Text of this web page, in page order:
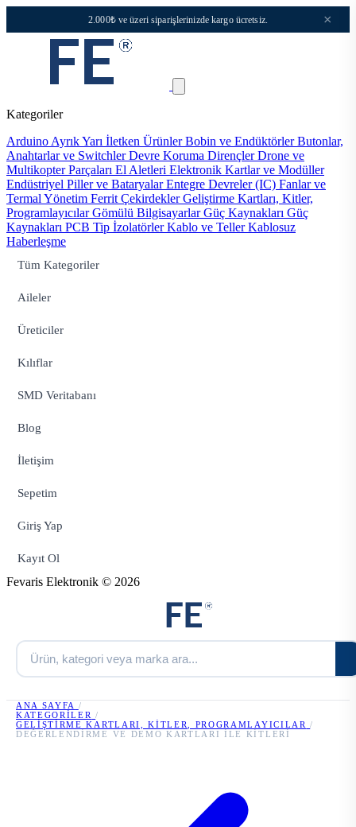
2.000₺ ve üzeri siparişlerinizde kargo ücretsiz. ×
Kategoriler
Arduino Ayrık Yarı İletken ÜrünlerBobin ve EndüktörlerButonlar,
Anahtarlar ve SwitchlerDevre Koruma DirençlerDrone ve
Multikopter Parçaları El Aletleri Elektronik Kartlar ve Modüller
Endüstriyel Piller ve BataryalarEntegre Devreler (IC) Fanlar ve
Termal Yönetim Ferrit ÇekirdeklerGeliştirme Kartları, Kitler,
ProgramlayıcılarGömülü BilgisayarlarGüç Kaynakları Güç
Kaynakları PCB Tip İzolatörlerKablo ve TellerKablosuz
Haberleşme
Tüm Kategoriler
Aileler
Üreticiler
Kılıflar
SMD Veritabanı
Blog
İletişim
Sepetim
Giriş Yap
Kayıt Ol
Fevaris Elektronik © 2026
ANA SAYFA /
KATEGORILER /
GELIŞTIRME KARTLARI, KITLER, PROGRAMLAYICILAR
/
DEĞERLENDIRME VE DEMO KARTLARI ILE KITLERI